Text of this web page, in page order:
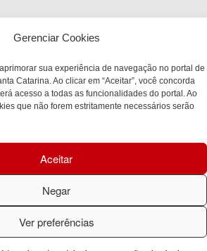
Gerenciar Cookies
sua experiência de navegação no portal de
Catarina. Ao clicar em “Aceitar”, você concorda
acesso a todas as funcionalidades do portal. Ao
que não forem estritamente necessários serão
Aceitar
Negar
Ver preferências
de Estado de Justiça e Reintegração
1214 - Loja 06
- SC